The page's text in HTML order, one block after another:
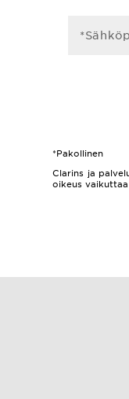
*Pakollinen
Clarins ja
oikeus